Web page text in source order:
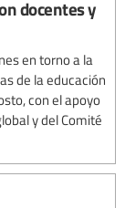
docentes y
en torno a la
de la educación
con el apoyo
y del Comité